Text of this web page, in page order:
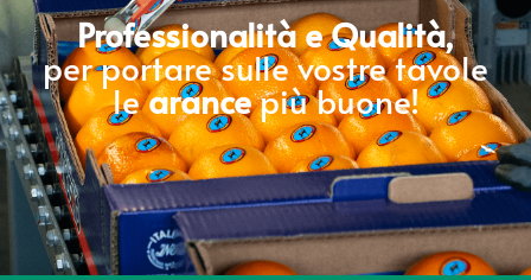
Professionalità e Qualità,
per portare sulle vostre tavole
learancepiù buone!